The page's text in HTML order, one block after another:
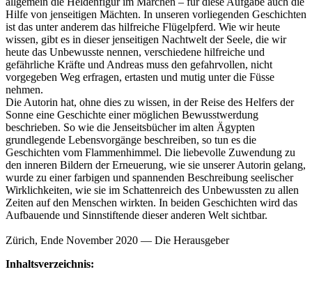
Hilfe von jenseitigen Mächten. In unseren vorliegenden Geschichten
ist das unter anderem das hilfreiche Flügelpferd. Wie wir heute
wissen, gibt es in dieser jenseitigen Nachtwelt der Seele, die wir
heute das Unbewusste nennen, verschiedene hilfreiche und
gefährliche Kräfte und Andreas muss den gefahrvollen, nicht
vorgegeben Weg erfragen, ertasten und mutig unter die Füsse
nehmen.
Die Autorin hat, ohne dies zu wissen, in der Reise des Helfers der
Sonne eine Geschichte einer möglichen Bewusstwerdung
beschrieben. So wie die Jenseitsbücher im alten Ägypten
grundlegende Lebensvorgänge beschreiben, so tun es die
Geschichten vom Flammenhimmel. Die liebevolle Zuwendung zu
den inneren Bildern der Erneuerung, wie sie unserer Autorin gelang,
wurde zu einer farbigen und spannenden Beschreibung seelischer
Wirklichkeiten, wie sie im Schattenreich des Unbewussten zu allen
Zeiten auf den Menschen wirkten. In beiden Geschichten wird das
Aufbauende und Sinnstiftende dieser anderen Welt sichtbar.
Zürich, Ende November 2020 — Die Herausgeber
Inhaltsverzeichnis: